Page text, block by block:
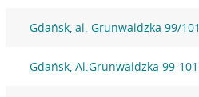
Gdańsk, al. Grunwaldzka 99/101
Gdańsk, Al.Grunwaldzka 99-101